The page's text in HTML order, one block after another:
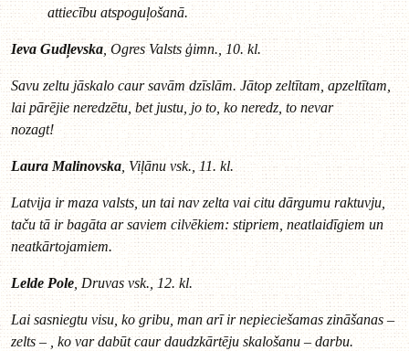
attiecību atspoguļošanā.
Ieva Gudļevska , Ogres Valsts ģimn., 10. kl.
Savu zeltu jāskalo caur savām dzīslām. Jātop zeltītam, apzeltītam,
lai pārējie neredzētu, bet justu, jo to, ko neredz, to nevar
nozagt!
Laura Malinovska, Viļānu vsk., 11. kl.
Latvija ir maza valsts, un tai nav zelta vai citu dārgumu raktuvju,
taču tā ir bagāta ar saviem cilvēkiem: stipriem, neatlaidīgiem un
neatkārtojamiem.
Lelde Pole , Druvas vsk., 12. kl.
Lai sasniegtu visu, ko gribu, man arī ir nepieciešamas zināšanas –
zelts – , ko var dabūt caur daudzkārtēju skalošanu – darbu.